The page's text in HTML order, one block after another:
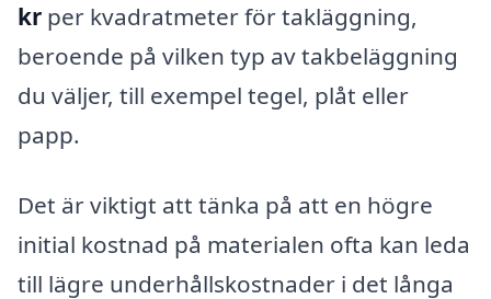
kr per kvadratmeter för takläggning,
beroende på vilken typ av takbeläggning
du väljer, till exempel tegel, plåt eller
papp.
Det är viktigt att tänka på att en högre
initial kostnad på materialen ofta kan leda
till lägre underhållskostnader i det långa